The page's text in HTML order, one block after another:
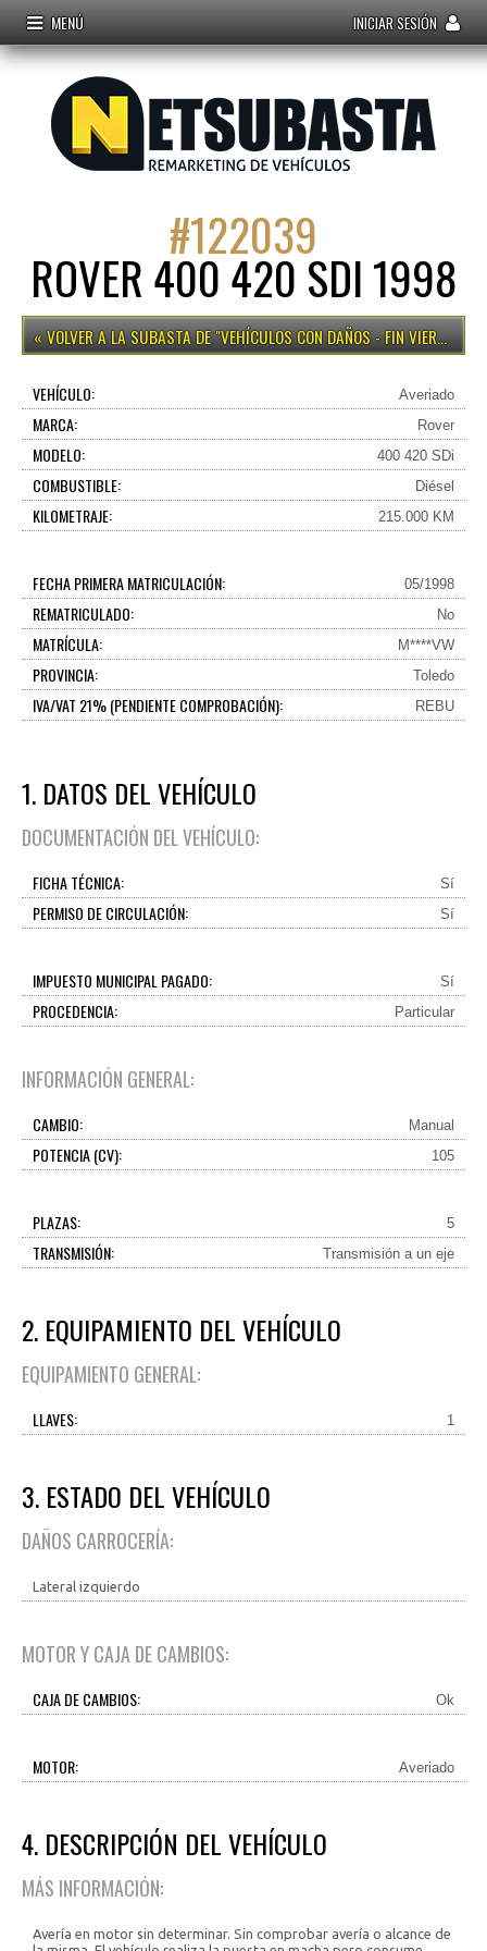
MENÚ INICIAR SESIÓN
#122039
ROVER 400 420 SDI 1998
VEHÍCULOS CON DAÑOS - FIN VIERNES 15H
VEHÍCULO: Averiado
MARCA: Rover
MODELO: 400 420 SDi
COMBUSTIBLE: Diésel
KILOMETRAJE: 215.000 KM
FECHA PRIMERA MATRICULACIÓN: 05/1998
REMATRICULADO: No
MATRÍCULA: M****VW
PROVINCIA: Toledo
IVA/VAT 21% (PENDIENTE COMPROBACIÓN): REBU
1. DATOS DEL VEHÍCULO
DOCUMENTACIÓN DEL VEHÍCULO:
FICHA TÉCNICA: Sí
PERMISO DE CIRCULACIÓN: Sí
IMPUESTO MUNICIPAL PAGADO: Sí
PROCEDENCIA: Particular
INFORMACIÓN GENERAL:
CAMBIO: Manual
POTENCIA (CV): 105
PLAZAS: 5
TRANSMISIÓN: Transmisión a un eje
2. EQUIPAMIENTO DEL VEHÍCULO
EQUIPAMIENTO GENERAL:
LLAVES: 1
3. ESTADO DEL VEHÍCULO
DAÑOS CARROCERÍA:
Lateral izquierdo
MOTOR Y CAJA DE CAMBIOS:
CAJA DE CAMBIOS: Ok
MOTOR: Averiado
4. DESCRIPCIÓN DEL VEHÍCULO
MÁS INFORMACIÓN:
Avería en motor sin determinar. Sin comprobar avería o alcance de